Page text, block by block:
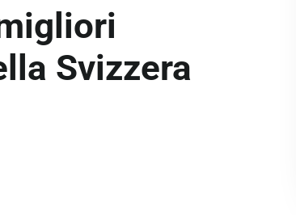
Svizzera